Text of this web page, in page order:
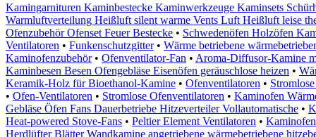
Kamingarnituren Kaminbestecke Kaminwerkzeuge Kaminsets
Warmluftverteilung Heißluft silent warme Vents Luft Heißluft leise
Ofenzubehör Ofenset Feuer Bestecke • Schwedenöfen Holzöfen
Ventilatoren • Funkenschutzgitter• Wärme betriebene
Kaminofenzubehör• Ofenventilator-Fan • Aroma-Diffusor-Kamine
Kaminbesen Besen Ofengebläse Eisenöfen geräuschlose heizen •
Keramik-Holz für Bioethanol-Kamine • Ofenventilatoren •
• Ofen-Ventilatoren • Stromlose Ofenventilatoren • Kaminofen
Gebläse Öfen Fans Dauerbetriebe Hitzeverteiler Vollautomatische •
Heat-powered Stove-Fans • Peltier Element Ventilatoren •
Herdlüfter Blätter Wandkamine angetriebene wärmebetriebene